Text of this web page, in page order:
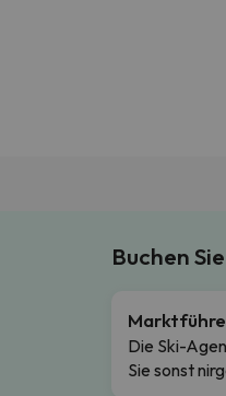
Buchen
Die Ski-
Sie sonst